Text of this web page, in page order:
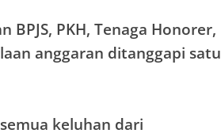
PKH, Tenaga Honorer,
anggaran ditanggapi satu
keluhan dari